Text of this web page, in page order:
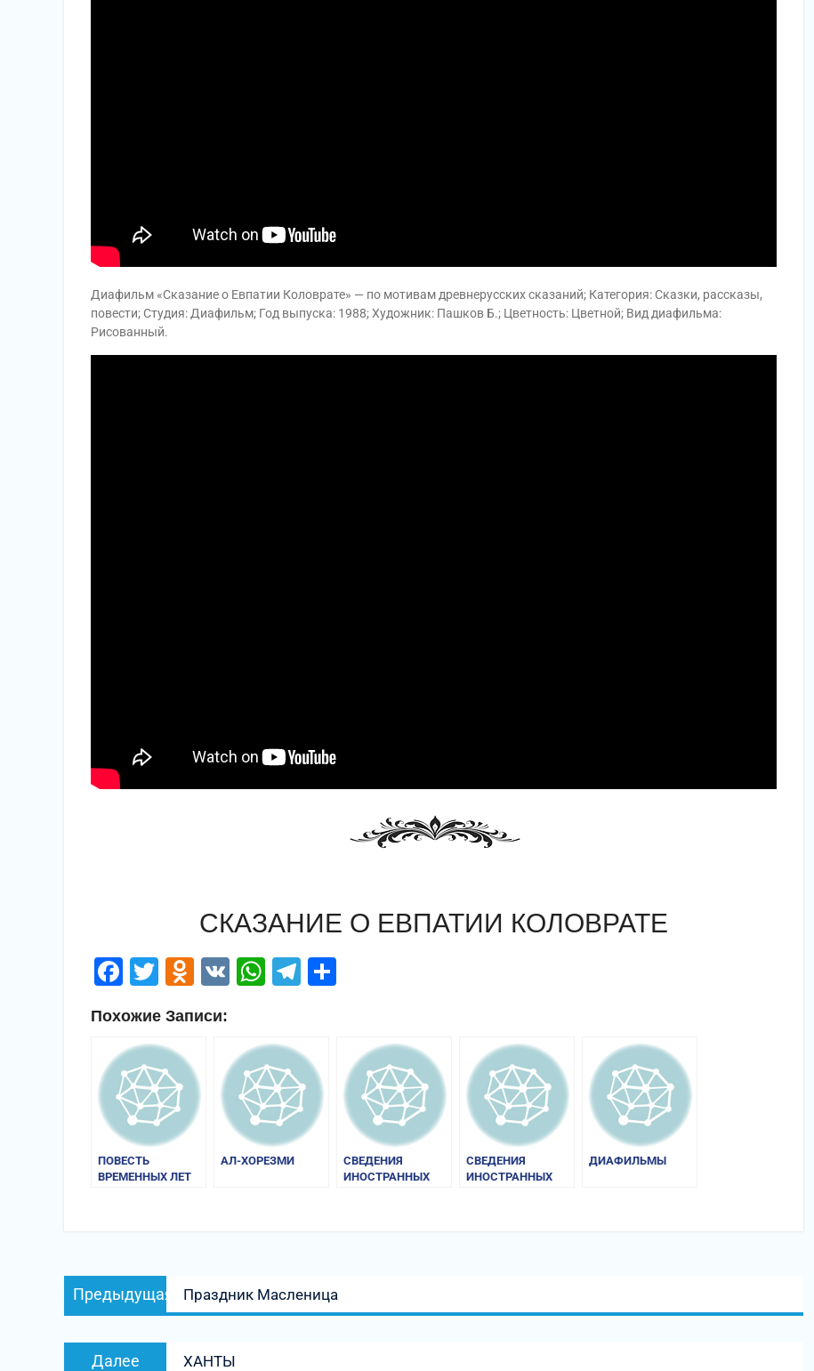
Диафильм «Сказание о Евпатии Коловрате» — по мотивам древнерусских сказаний; Категория: Сказки, рассказы,
повести; Студия: Диафильм; Год выпуска: 1988; Художник: Пашков Б.; Цветность: Цветной; Вид диафильма:
Рисованный.
СКАЗАНИЕ О ЕВПАТИИ КОЛОВРАТЕ
Facebook
Twitter
Odnoklassniki
VK WhatsApp
Telegram
Похожие Записи:
ПОВЕСТЬ
ВРЕМЕННЫХ ЛЕТ
АЛ-ХОРЕЗМИ
СВЕДЕНИЯ
ИНОСТРАННЫХ
СВЕДЕНИЯ
ИНОСТРАННЫХ
ДИАФИЛЬМЫ
Навигация
по
Предыдущая
запись:
Праздник Масленица
Далее ХАНТЫ